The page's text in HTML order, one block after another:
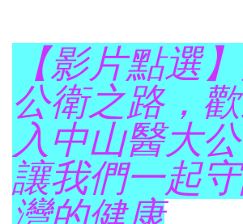
【影片點選
公衛之路，
入中山醫大
讓我們一起